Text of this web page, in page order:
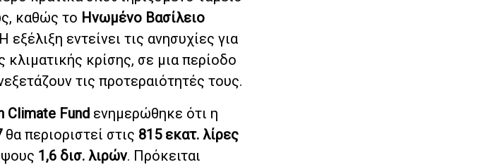
καθώς το Ηνωμένο Βασίλειο
εντείνει τις ανησυχίες για
κρίσης, σε μια περίοδο
τις προτεραιότητές τους.
Climate Fund ενημερώθηκε ότι η
θα περιοριστεί στις 815 εκατ. λίρες
1,6 δισ. λιρών. Πρόκειται